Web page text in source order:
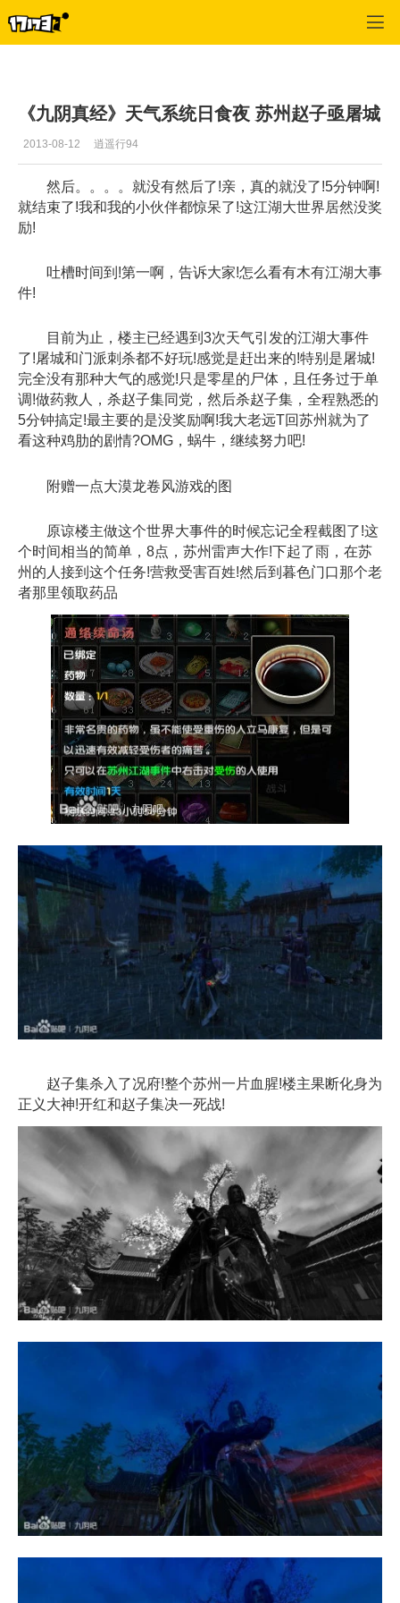
《九阴真经》天气系统日食夜 苏州赵子亟屠城
2013-08-12 逍遥行94
然后。。。。就没有然后了!亲，真的就没了!5分钟啊!
就结束了!我和我的小伙伴都惊呆了!这江湖大世界居然没奖
励!
吐槽时间到!第一啊，告诉大家!怎么看有木有江湖大事
件!
目前为止，楼主已经遇到3次天气引发的江湖大事件
了!屠城和门派刺杀都不好玩!感觉是赶出来的!特别是屠城!
完全没有那种大气的感觉!只是零星的尸体，且任务过于单
调!做药救人，杀赵子集同党，然后杀赵子集，全程熟悉的
5分钟搞定!最主要的是没奖励啊!我大老远T回苏州就为了
看这种鸡肋的剧情?OMG，蜗牛，继续努力吧!
附赠一点大漠龙卷风游戏的图
原谅楼主做这个世界大事件的时候忘记全程截图了!这
个时间相当的简单，8点，苏州雷声大作!下起了雨，在苏
州的人接到这个任务!营救受害百姓!然后到暮色门口那个老
者那里领取药品
赵子集杀入了况府!整个苏州一片血腥!楼主果断化身为
正义大神!开红和赵子集决一死战!